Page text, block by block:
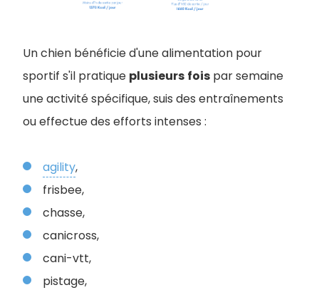
Un chien bénéficie d'une alimentation pour
sportif s'il pratique plusieurs fois par semaine
une activité spécifique, suis des entraînements
ou effectue des efforts intenses :
agility,
frisbee,
chasse,
canicross,
cani-vtt,
pistage,